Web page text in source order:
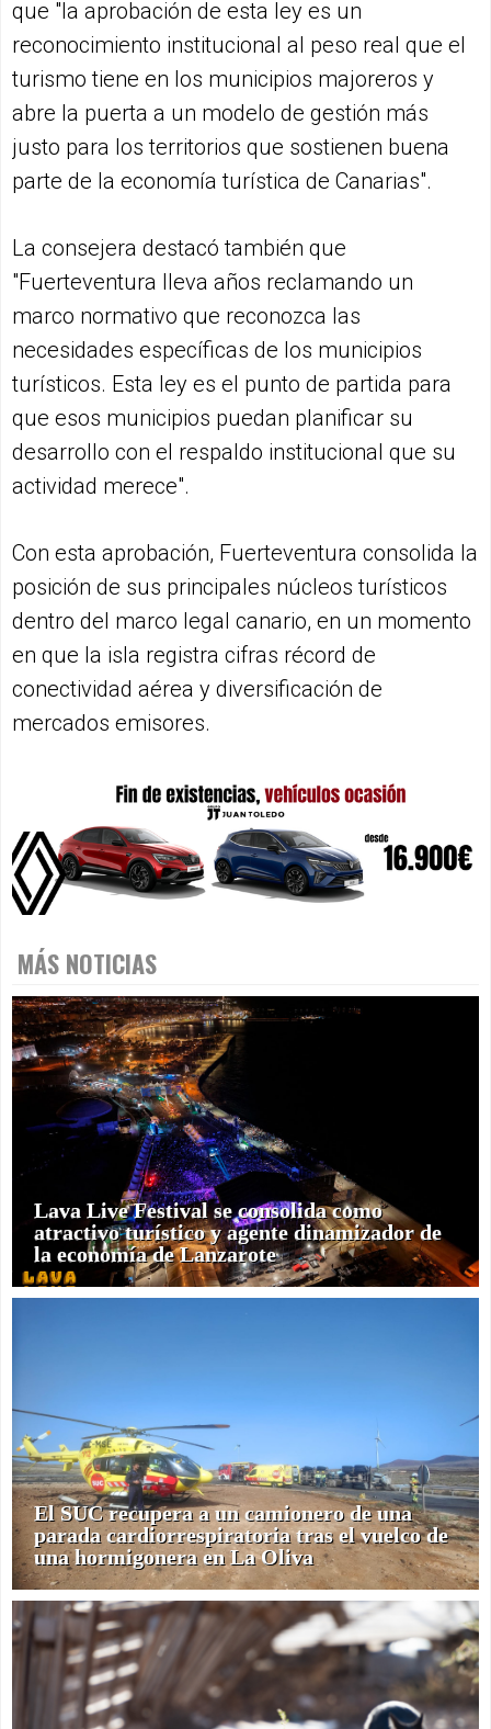
que "la aprobación de esta ley es un
reconocimiento institucional al peso real que el
turismo tiene en los municipios majoreros y
abre la puerta a un modelo de gestión más
justo para los territorios que sostienen buena
parte de la economía turística de Canarias".
La consejera destacó también que
"Fuerteventura lleva años reclamando un
marco normativo que reconozca las
necesidades específicas de los municipios
turísticos. Esta ley es el punto de partida para
que esos municipios puedan planificar su
desarrollo con el respaldo institucional que su
actividad merece".
Con esta aprobación, Fuerteventura consolida la
posición de sus principales núcleos turísticos
dentro del marco legal canario, en un momento
en que la isla registra cifras récord de
conectividad aérea y diversificación de
mercados emisores.
MÁS NOTICIAS
Lava Live Festival se consolida como
atractivo turístico y agente dinamizador de
la economía de Lanzarote
El SUC recupera a un camionero de una
parada cardiorrespiratoria tras el vuelco de
una hormigonera en La Oliva